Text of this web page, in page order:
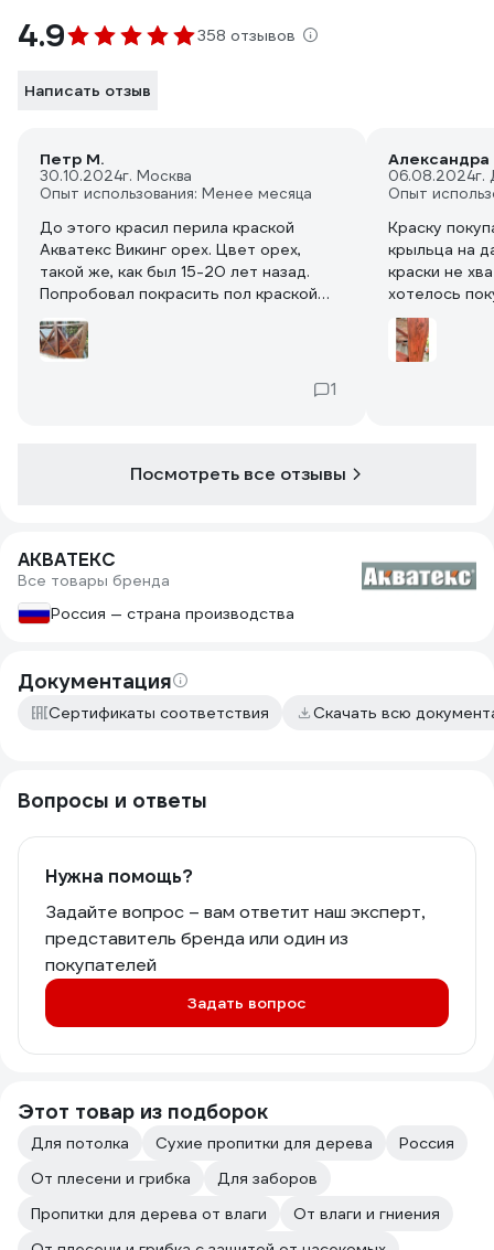
4.9 358 отзывов
Написать отзыв
Петр М.
30.10.2024г. Москва
Опыт использования: Менее месяца
До этого красил перила краской
Акватекс Викинг орех. Цвет орех,
такой же, как был 15-20 лет назад.
Попробовал покрасить пол краской
орех 2 в 1. Получился желтый
поносный цвет. Перекрасил Экстрой.
Ближе к ореху, но не совсем то. Из
переписки с фирмой понял, что цвета
окончательно.
1
Александра
06.08.2024г.
Опыт
Краску
крыльца на
краски не
хотелось
Краску
очищенную
старого
Посмотреть все отзывы
АКВАТЕКС
Все товары бренда
Россия — страна производства
Документация
Сертификаты соответствия Скачать всю
Вопросы и ответы
Нужна помощь?
Задайте вопрос – вам ответит наш эксперт,
представитель бренда или один из
покупателей
Задать вопрос
Этот товар из подборок
Для потолка Сухие пропитки для дерева
Россия
От плесени и грибка
Для заборов
Пропитки для дерева от влаги
От влаги и гниения